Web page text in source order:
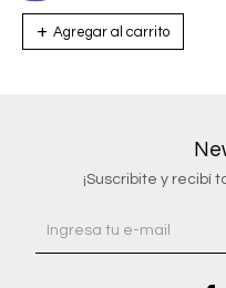
¡Suscribite y recibí